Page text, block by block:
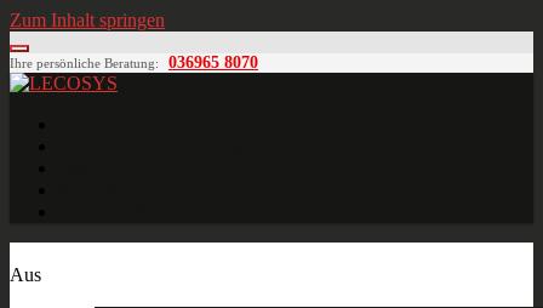
Zum Inhalt springen
Ihre persönliche Beratung: 036965 8070
Aus